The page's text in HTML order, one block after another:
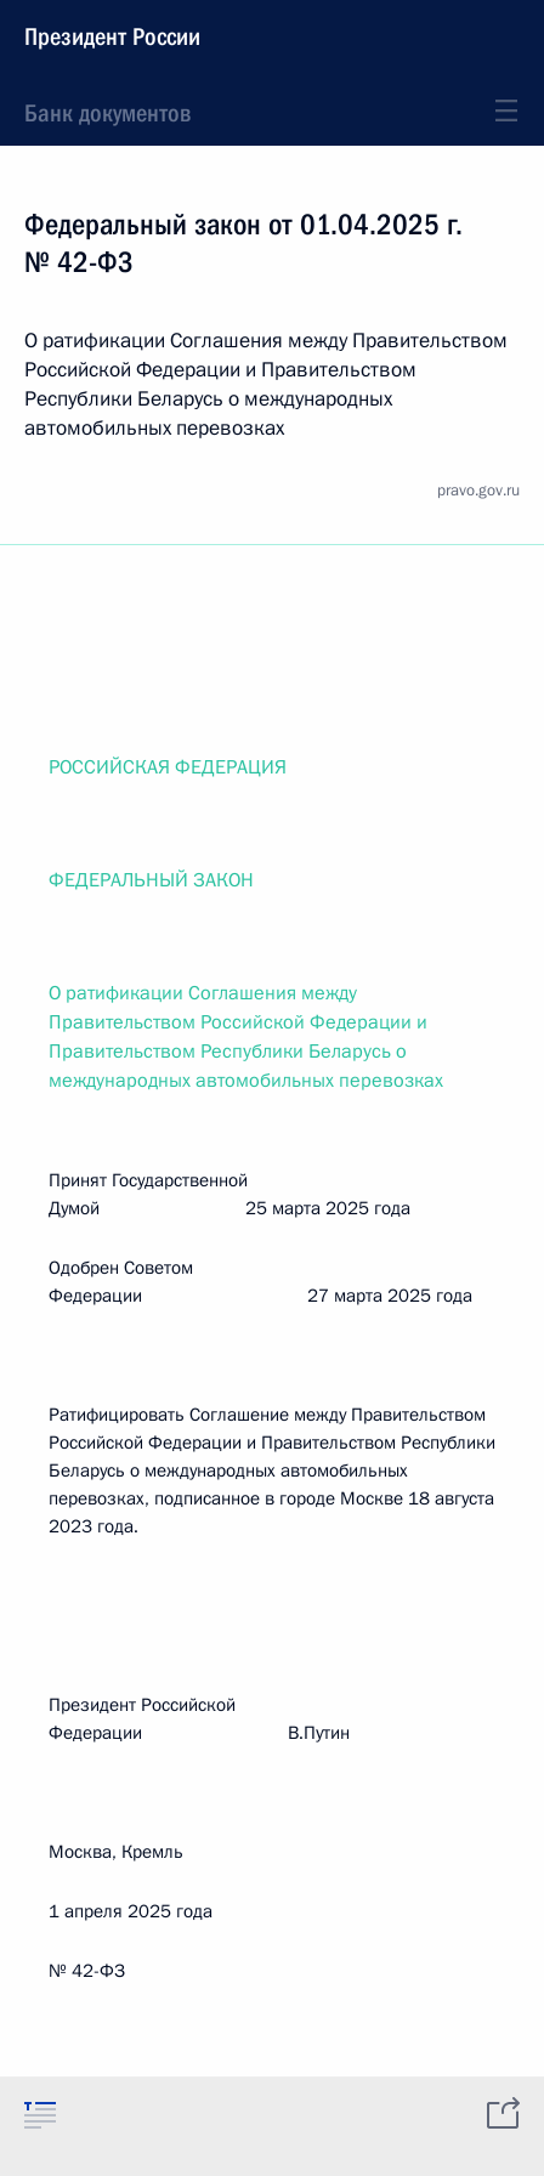
Президент России
Банк документов
Федеральный закон от 01.04.2025 г.
№ 42-ФЗ
О ратификации Соглашения между Правительством
Российской Федерации и Правительством
Республики Беларусь о международных
автомобильных перевозках
pravo.gov.ru
РОССИЙСКАЯ ФЕДЕРАЦИЯ
ФЕДЕРАЛЬНЫЙ ЗАКОН
О ратификации Соглашения между
Правительством Российской Федерации и
Правительством Республики Беларусь о
международных автомобильных перевозках
Принят Государственной
Думой 25 марта 2025 года
Одобрен Советом
Федерации 27 марта 2025 года
Ратифицировать Соглашение между Правительством
Российской Федерации и Правительством Республики
Беларусь о международных автомобильных
перевозках, подписанное в городе Москве 18 августа
2023 года.
Президент Российской
Федерации В.Путин
Москва, Кремль
1 апреля 2025 года
№ 42-ФЗ